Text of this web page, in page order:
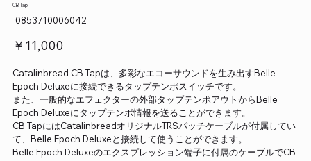
CB Tap
SKU：
0853710006042
価
格
￥11,000
Catalinbread CB Tapは、多彩なエコーサウンドを生み出すBelle
Epoch Deluxeに接続できるタップテンポスイッチです。
また、一般的なエフェクターの外部タップテンポアウトからBelle
Epoch Deluxeにタップテンポ情報を送ることができます。
CB TapにはCatalinbreadオリジナルTRSパッチケーブルが付属してい
て、Belle Epoch Deluxeと接続して使うことができます。
Belle Epoch Deluxeのエクスプレッション端子に付属のケーブルでCB